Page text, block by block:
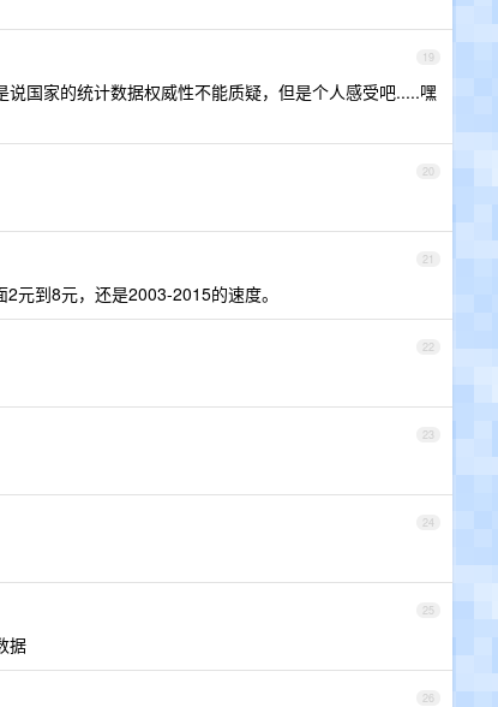
19
国家的统计数据权威性不能质疑，但是个人感受吧.....嘿
20
21
元到8元，还是2003-2015的速度。
22
23
24
25
据
26